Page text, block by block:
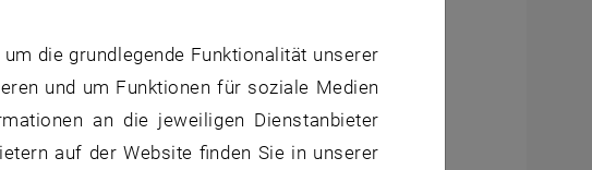
Students
Seminarraum AE U1 - 7, 1040 Wien
die grundlegende Funktionalität unserer
und um Funktionen für soziale Medien
an die jeweiligen Dienstanbieter
auf der Website finden Sie in unserer